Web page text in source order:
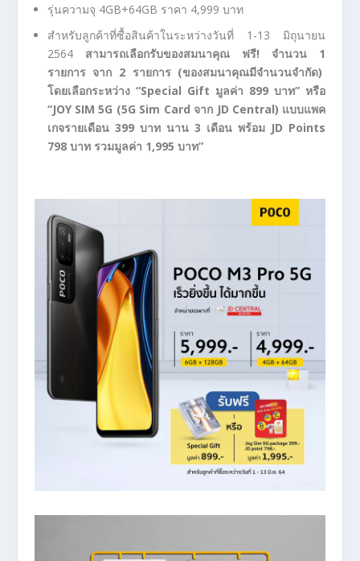
รุ่นความจุ 4GB+64GB ราคา 4,999 บาท
สำหรับลูกค้าที่ซื้อสินค้าในระหว่างวันที่ 1-13 มิถุนายน
2564 สามารถเลือกรับของสมนาคุณ ฟรี! จำนวน 1
รายการ จาก 2 รายการ (ของสมนาคุณมีจำนวนจำกัด)
โดยเลือกระหว่าง “Special Gift มูลค่า 899บาท” หรือ
“JOY SIM 5G (5G Sim Cardจาก JD Central) แบบแพค
เกจรายเดือน 399 บาท นาน 3 เดือน พร้อม JD Points
798 บาท รวมมูลค่า 1,995 บาท”